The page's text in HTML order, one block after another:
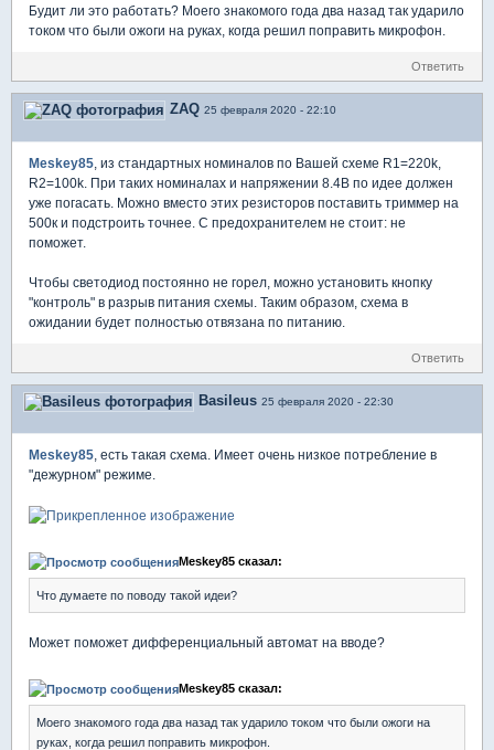
Будит ли это работать? Моего знакомого года два назад так ударило
током что были ожоги на руках, когда решил поправить микрофон.
Ответить
ZAQ 25 февраля 2020 - 22:10
Meskey85, из стандартных номиналов по Вашей схеме R1=220k,
R2=100k. При таких номиналах и напряжении 8.4В по идее должен
уже погасать. Можно вместо этих резисторов поставить триммер на
500к и подстроить точнее. С предохранителем не стоит: не
поможет.
Чтобы светодиод постоянно не горел, можно установить кнопку
"контроль" в разрыв питания схемы. Таким образом, схема в
ожидании будет полностью отвязана по питанию.
Ответить
Basileus 25 февраля 2020 - 22:30
Meskey85, есть такая схема. Имеет очень низкое потребление в
"дежурном" режиме.
Meskey85 сказал:
Что думаете по поводу такой идеи?
Может поможет дифференциальный автомат на вводе?
Meskey85 сказал:
Моего знакомого года два назад так ударило током что были ожоги на
руках, когда решил поправить микрофон.